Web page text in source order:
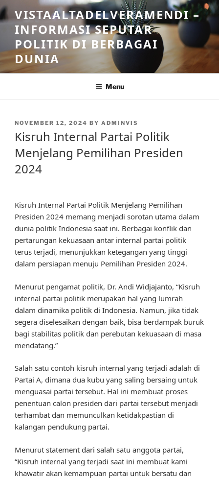
Skip
to
content
VISTAALTADELVERAMENDI –
INFORMASI SEPUTAR
POLITIK DI BERBAGAI
DUNIA
Menu
POSTED
ON
NOVEMBER 12, 2024 BY ADMINVIS
Kisruh Internal Partai Politik
Menjelang Pemilihan Presiden
2024
Kisruh Internal Partai Politik Menjelang Pemilihan
Presiden 2024 memang menjadi sorotan utama dalam
dunia politik Indonesia saat ini. Berbagai konflik dan
pertarungan kekuasaan antar internal partai politik
terus terjadi, menunjukkan ketegangan yang tinggi
dalam persiapan menuju Pemilihan Presiden 2024.
Menurut pengamat politik, Dr. Andi Widjajanto, “Kisruh
internal partai politik merupakan hal yang lumrah
dalam dinamika politik di Indonesia. Namun, jika tidak
segera diselesaikan dengan baik, bisa berdampak buruk
bagi stabilitas politik dan perebutan kekuasaan di masa
mendatang.”
Salah satu contoh kisruh internal yang terjadi adalah di
Partai A, dimana dua kubu yang saling bersaing untuk
menguasai partai tersebut. Hal ini membuat proses
penentuan calon presiden dari partai tersebut menjadi
terhambat dan memunculkan ketidakpastian di
kalangan pendukung partai.
Menurut statement dari salah satu anggota partai,
“Kisruh internal yang terjadi saat ini membuat kami
khawatir akan kemampuan partai untuk bersatu dan